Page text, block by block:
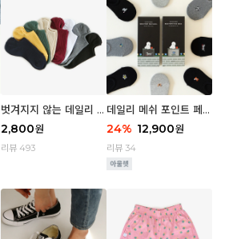
벗겨지지 않는 데일리 페
이크 삭스 (우먼)
2,800원
리뷰 493
데일리 메쉬 포인트 페이
크 삭스 우먼 4P
24% 12,900원
리뷰 34